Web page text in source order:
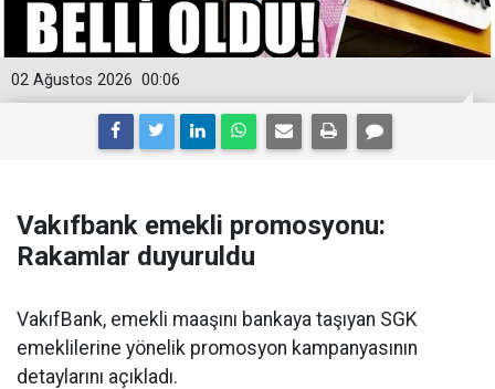
00:06
02 Ağustos 2026
Vakıfbank emekli promosyonu:
Rakamlar duyuruldu
VakıfBank, emekli maaşını bankaya taşıyan SGK
emeklilerine yönelik promosyon kampanyasının
detaylarını açıkladı.